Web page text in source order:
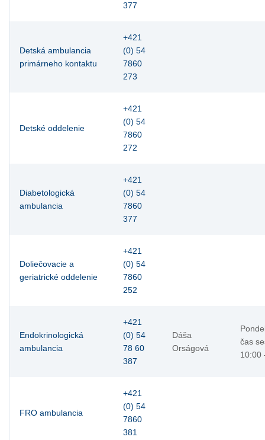
377
Detská ambulancia
primárneho kontaktu
+421
(0) 54
7860
273
Detské oddelenie
+421
(0) 54
7860
272
Diabetologická
ambulancia
+421
(0) 54
7860
377
Doliečovacie a
geriatrické oddelenie
+421
(0) 54
7860
252
Endokrinologická
ambulancia
+421
(0) 54
78 60
387
Dáša
Orságová
čas
10:00
FRO ambulancia
+421
(0) 54
7860
381